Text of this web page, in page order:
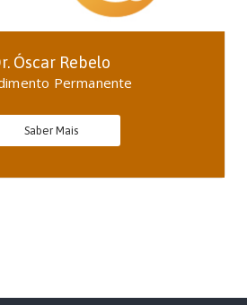
Óscar Rebelo
Permanente
Saber Mais